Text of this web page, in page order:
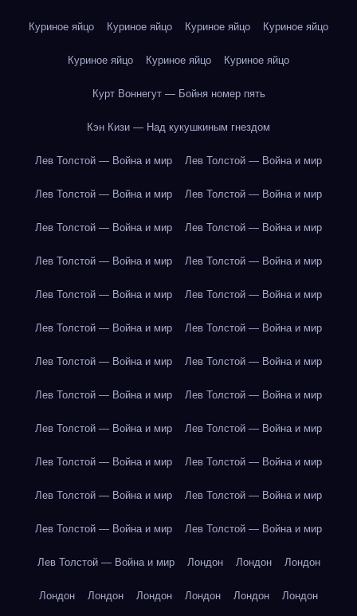
Куриное яйцо Куриное яйцо Куриное яйцо Куриное яйцо
Куриное яйцо Куриное яйцо Куриное яйцо
Курт Воннегут — Бойня номер пять
Кэн Кизи — Над кукушкиным гнездом
Лев Толстой — Война и мир Лев Толстой — Война и мир
Лев Толстой — Война и мир Лев Толстой — Война и мир
Лев Толстой — Война и мир Лев Толстой — Война и мир
Лев Толстой — Война и мир Лев Толстой — Война и мир
Лев Толстой — Война и мир Лев Толстой — Война и мир
Лев Толстой — Война и мир Лев Толстой — Война и мир
Лев Толстой — Война и мир Лев Толстой — Война и мир
Лев Толстой — Война и мир Лев Толстой — Война и мир
Лев Толстой — Война и мир Лев Толстой — Война и мир
Лев Толстой — Война и мир Лев Толстой — Война и мир
Лев Толстой — Война и мир Лев Толстой — Война и мир
Лев Толстой — Война и мир Лев Толстой — Война и мир
Лев Толстой — Война и мир Лондон Лондон Лондон
Лондон Лондон Лондон Лондон Лондон Лондон